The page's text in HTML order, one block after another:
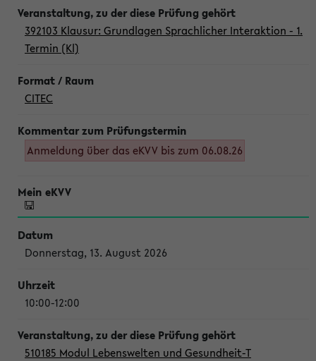
392103 Klausur: Grundlagen Sprachlicher Interaktion - 1.
Termin (Kl)
CITEC
Anmeldung über das eKVV bis zum 06.08.26
Donnerstag, 13. August 2026
10:00-12:00
510185 Modul Lebenswelten und Gesundheit-T